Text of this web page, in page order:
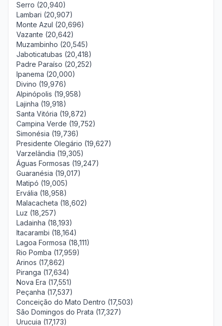
Serro (20,940)
Lambari (20,907)
Monte Azul (20,696)
Vazante (20,642)
Muzambinho (20,545)
Jaboticatubas (20,418)
Padre Paraíso (20,252)
Ipanema (20,000)
Divino (19,976)
Alpinópolis (19,958)
Lajinha (19,918)
Santa Vitória (19,872)
Campina Verde (19,752)
Simonésia (19,736)
Presidente Olegário (19,627)
Varzelândia (19,305)
Águas Formosas (19,247)
Guaranésia (19,017)
Matipó (19,005)
Ervália (18,958)
Malacacheta (18,602)
Luz (18,257)
Ladainha (18,193)
Itacarambi (18,164)
Lagoa Formosa (18,111)
Rio Pomba (17,959)
Arinos (17,862)
Piranga (17,634)
Nova Era (17,551)
Peçanha (17,537)
Conceição do Mato Dentro (17,503)
São Domingos do Prata (17,327)
Urucuia (17,173)